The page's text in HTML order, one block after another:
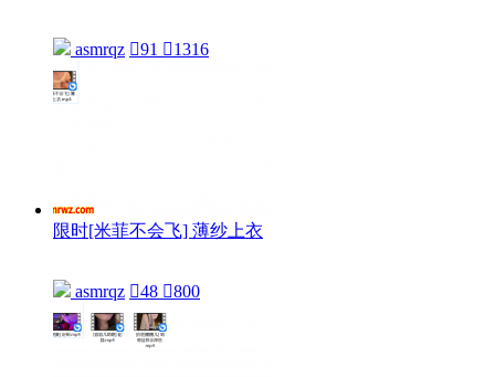
asmrqz 91 1316
限时[米菲不会飞] 薄纱上衣
asmrqz 48 800